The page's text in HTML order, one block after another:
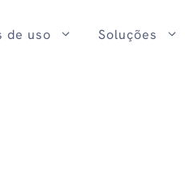
de uso Soluções